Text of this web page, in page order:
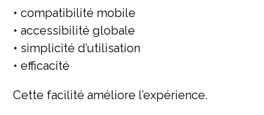
• compatibilité mobile
• accessibilité globale
• simplicité d’utilisation
• efficacité
Cette facilité améliore l’expérience.